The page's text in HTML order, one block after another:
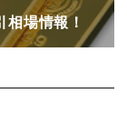
場情報！